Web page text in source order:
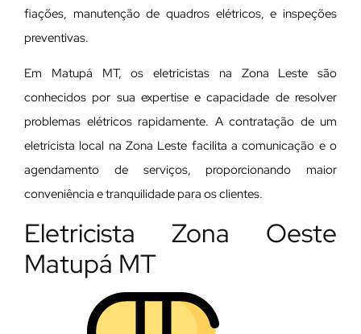
fiações, manutenção de quadros elétricos, e inspeções
preventivas.
Em Matupá MT, os eletricistas na Zona Leste são
conhecidos por sua expertise e capacidade de resolver
problemas elétricos rapidamente. A contratação de um
eletricista local na Zona Leste facilita a comunicação e o
agendamento de serviços, proporcionando maior
conveniência e tranquilidade para os clientes.
Eletricista Zona Oeste
Matupá MT